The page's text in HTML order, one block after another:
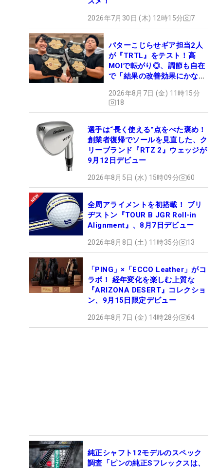
2026年7月30日 (木) 12時15分 7
パターこじらせギア担当2人
が『TRTL』をテスト！高
MOIで転がり◎、調節も自在
で「結果の改善効果にかなり
2026年8月7日 (金) 11時15分
18
選手は“長く使える”点をべた褒め！
創業者復帰でソールを見直した、ク
リーブランド『RTZ 2』ウェッジが
9月12日デビュー
2026年8月5日 (水) 15時09分 60
全周アライメントを初搭載！ ブリ
ヂストン『TOUR B JGR Roll-in
Alignment』、8月7日デビュー
2026年8月8日 (土) 11時35分 13
「PING」×「ECCO Leather」がコ
ラボ！ 経年変化を楽しむ上質な
『ARIZONA DESERT』コレクショ
ン、9月15日限定デビュー
2026年8月7日 (金) 14時28分 64
純正シャフト12モデルのスペック
調査「ピンの純正Sフレックスは、